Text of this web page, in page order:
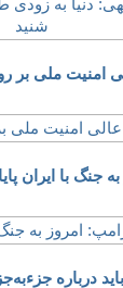
امنیت ملی بر
جنگ با ایران
درباره